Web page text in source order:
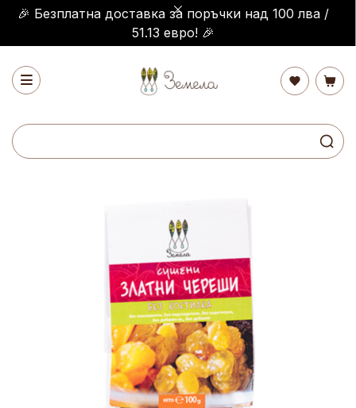
🎉 Безплатна доставка за поръчки над 100 лва /
51.13 евро! 🎉